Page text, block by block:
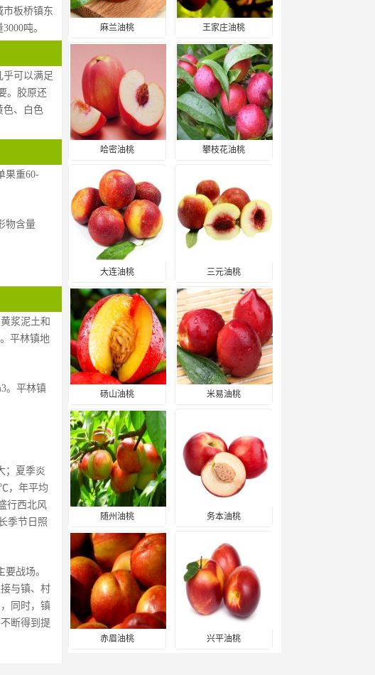
市板桥镇东
吨。
乎可以满足
。胶原还
色、白色
果重60-
物含量
浆泥土和
平林镇地
。平林镇
；夏季炎
，年平均
行西北风
季节日照
战场。
与镇、村
同时，镇
断得到提
麻兰油桃 王家庄油桃
哈密油桃 攀枝花油桃
大连油桃 三元油桃
砀山油桃 米易油桃
随州油桃 务本油桃
赤眉油桃 兴平油桃